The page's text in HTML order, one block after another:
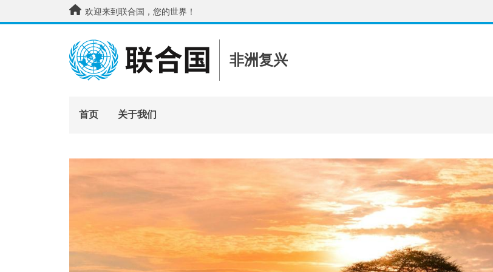
跳转到主要内容 欢迎来到联合国，您的世界！
非洲复兴
首页 关于我们